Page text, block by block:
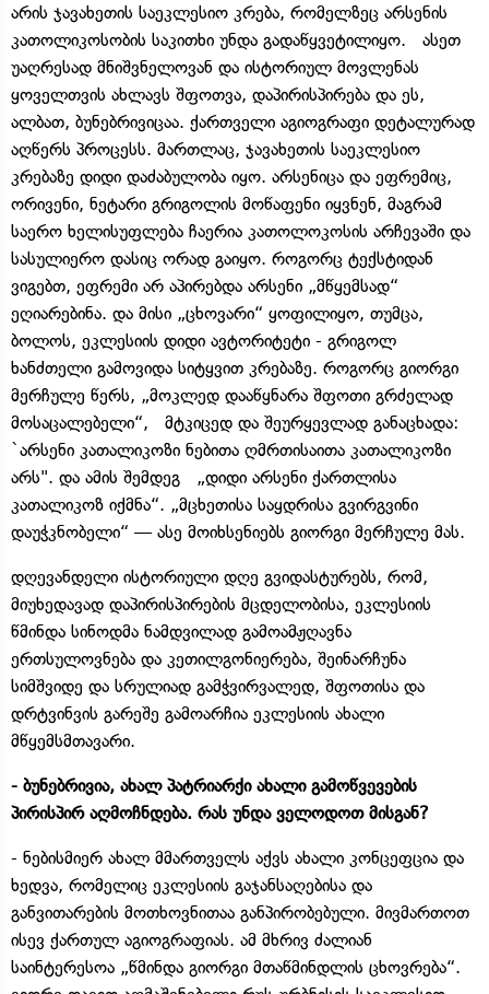
არის ჯავახეთის საეკლესიო კრება, რომელზეც არსენის
კათოლიკოსობის საკითხი უნდა გადაწყვეტილიყო. ასეთ
უაღრესად მნიშვნელოვან და ისტორიულ მოვლენას
ყოველთვის ახლავს შფოთვა, დაპირისპირება და ეს,
ალბათ, ბუნებრივიცაა. ქართველი აგიოგრაფი დეტალურად
აღწერს პროცესს. მართლაც, ჯავახეთის საეკლესიო
კრებაზე დიდი დაძაბულობა იყო. არსენიცა და ეფრემიც,
ორივენი, ნეტარი გრიგოლის მოწაფენი იყვნენ, მაგრამ
საერო ხელისუფლება ჩაერია კათოლოკოსის არჩევაში და
სასულიერო დასიც ორად გაიყო. როგორც ტექსტიდან
ვიგებთ, ეფრემი არ აპირებდა არსენი „მწყემსად“
ეღიარებინა. და მისი „ცხოვარი“ ყოფილიყო, თუმცა,
ბოლოს, ეკლესიის დიდი ავტორიტეტი - გრიგოლ
ხანძთელი გამოვიდა სიტყვით კრებაზე. როგორც გიორგი
მერჩულე წერს, „მოკლედ დააწყნარა შფოთი გრძელად
მოსაცალებელი“, მტკიცედ და შეურყევლად განაცხადა:
`არსენი კათალიკოზი ნებითა ღმრთისაითა კათალიკოზი
არს". და ამის შემდეგ „დიდი არსენი ქართლისა
კათალიკოზ იქმნა“. „მცხეთისა საყდრისა გვირგვინი
დაუჭკნობელი“ — ასე მოიხსენიებს გიორგი მერჩულე მას.
დღევანდელი ისტორიული დღე გვიდასტურებს, რომ,
მიუხედავად დაპირისპირების მცდელობისა, ეკლესიის
წმინდა სინოდმა ნამდვილად გამოამჟღავნა
ერთსულოვნება და კეთილგონიერება, შეინარჩუნა
სიმშვიდე და სრულიად გამჭვირვალედ, შფოთისა და
დრტვინვის გარეშე გამოარჩია ეკლესიის ახალი
მწყემსმთავარი.
- ბუნებრივია, ახალ პატრიარქი ახალი გამოწვევების
პირისპირ აღმოჩნდება. რას უნდა ველოდოთ მისგან?
- ნებისმიერ ახალ მმართველს აქვს ახალი კონცეფცია და
ხედვა, რომელიც ეკლესიის გაჯანსაღებისა და
განვითარების მოთხოვნითაა განპირობებული. მივმართოთ
ისევ ქართულ აგიოგრაფიას. ამ მხრივ ძალიან
საინტერესოა „წმინდა გიორგი მთაწმინდლის ცხოვრება“.